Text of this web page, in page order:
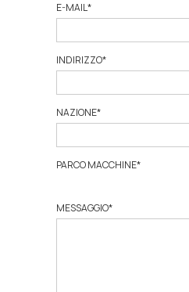
E-MAIL*
INDIRIZZO*
NAZIONE*
PARCO MACCHINE*
MESSAGGIO*